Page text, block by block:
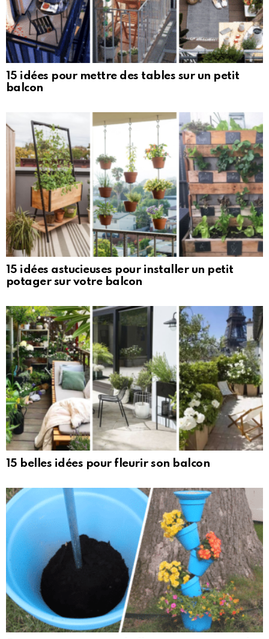
15 idées pour mettre des tables sur un petit
balcon
15 idées astucieuses pour installer un petit
potager sur votre balcon
15 belles idées pour fleurir son balcon